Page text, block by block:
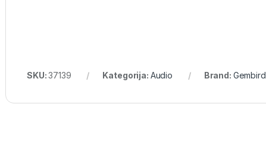
SKU:37139 Kategorija: Audio Brand: Gembird